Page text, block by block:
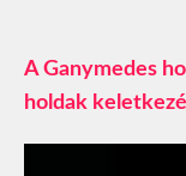
A Ganymedes
holdak